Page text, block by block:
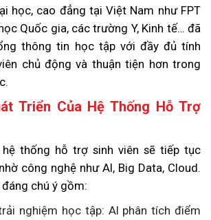
học, cao đẳng tại Việt Nam như FPT
Quốc gia, các trường Y, Kinh tế… đã
thông tin học tập với đầy đủ tính
chủ động và thuận tiện hơn trong
Triển Của Hệ Thống Hỗ Trợ
thống hỗ trợ sinh viên sẽ tiếp tục
công nghệ như AI, Big Data, Cloud.
chú ý gồm:
nghiệm học tập: AI phân tích điểm